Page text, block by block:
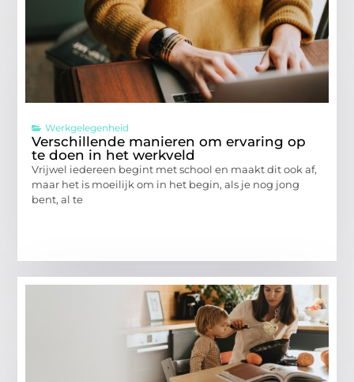
Werkgelegenheid
Verschillende manieren om ervaring op
te doen in het werkveld
Vrijwel iedereen begint met school en maakt dit ook af,
maar het is moeilijk om in het begin, als je nog jong
bent, al te